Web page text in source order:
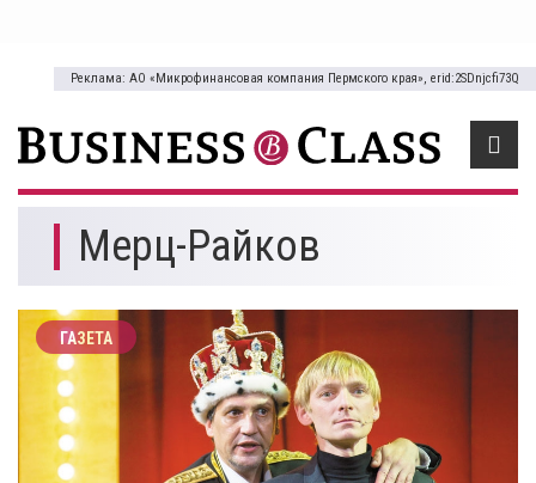
Реклама: АО «Микрофинансовая компания Пермского края», erid:2SDnjcfi73Q
Мерц-Райков
ГАЗЕТА